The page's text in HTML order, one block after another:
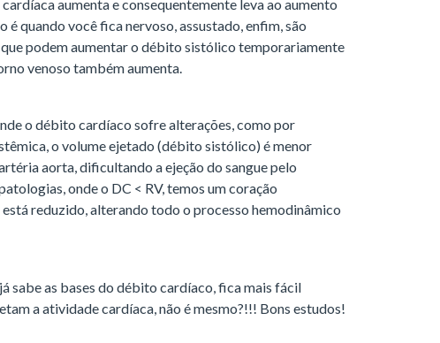
aumenta e consequentemente leva ao aumento
quando você fica nervoso, assustado, enfim, são
podem aumentar o débito sistólico temporariamente
venoso também aumenta.
o débito cardíaco sofre alterações, como por
o volume ejetado (débito sistólico) é menor
aorta, dificultando a ejeção do sangue pelo
onde o DC < RV, temos um coração
reduzido, alterando todo o processo hemodinâmico
sabe as bases do débito cardíaco, fica mais fácil
a atividade cardíaca, não é mesmo?!!! Bons estudos!